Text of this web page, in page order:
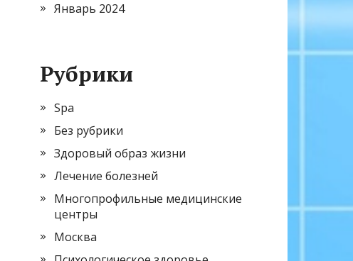
Январь 2024
Рубрики
Spa
Без рубрики
Здоровый образ жизни
Лечение болезней
Многопрофильные медицинские
центры
Москва